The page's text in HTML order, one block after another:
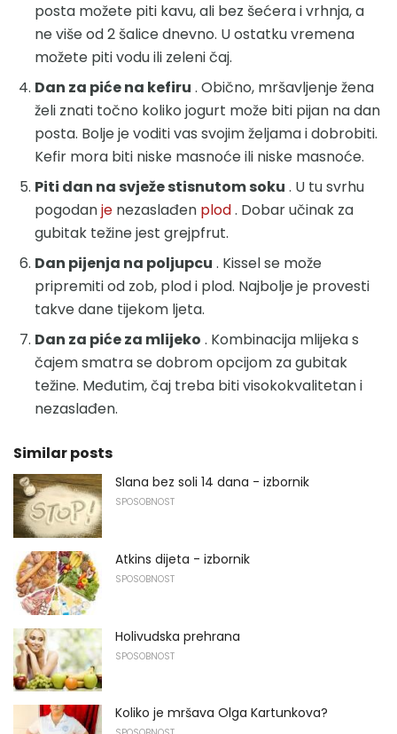
posta možete piti kavu, ali bez šećera i vrhnja, a
ne više od 2 šalice dnevno. U ostatku vremena
možete piti vodu ili zeleni čaj.
Dan za piće na kefiru . Obično, mršavljenje žena
želi znati točno koliko jogurt može biti pijan na dan
posta. Bolje je voditi vas svojim željama i dobrobiti.
Kefir mora biti niske masnoće ili niske masnoće.
Piti dan na svježe stisnutom soku . U tu svrhu
pogodanje nezaslađen plod. Dobar učinak za
gubitak težine jest grejpfrut.
Dan pijenja na poljupcu . Kissel se može
pripremiti od zob, plod i plod. Najbolje je provesti
takve dane tijekom ljeta.
Dan za piće za mlijeko . Kombinacija mlijeka s
čajem smatra se dobrom opcijom za gubitak
težine. Međutim, čaj treba biti visokokvalitetan i
nezaslađen.
Similar posts
Slana bez soli 14 dana - izbornik
SPOSOBNOST
Atkins dijeta - izbornik
SPOSOBNOST
Holivudska prehrana
SPOSOBNOST
Koliko je mršava Olga Kartunkova?